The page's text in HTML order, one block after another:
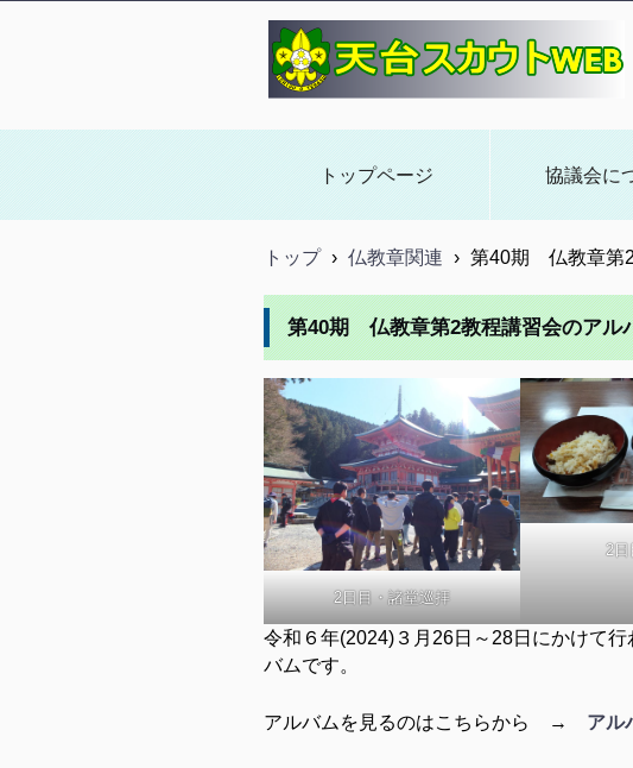
トップページ 協議会に
トップ › 仏教章関連 › 第40期 仏教章第
第40期 仏教章第2教程講習会のアル
2日目・諸堂巡拝
2
令和６年(2024)３月26日～28日にかけて
バムです。
アルバムを見るのはこちらから → アル